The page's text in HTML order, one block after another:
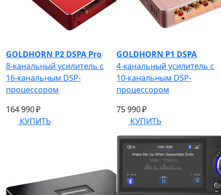
GOLDHORN P2 DSPA Pro
8-канальный усилитель с
16-канальным DSP-
процессором
164 990 ₽
КУПИТЬ
GOLDHORN P1 DSPA
4-канальный усилитель с
10-канальным DSP-
процессором
75 990 ₽
КУПИТЬ